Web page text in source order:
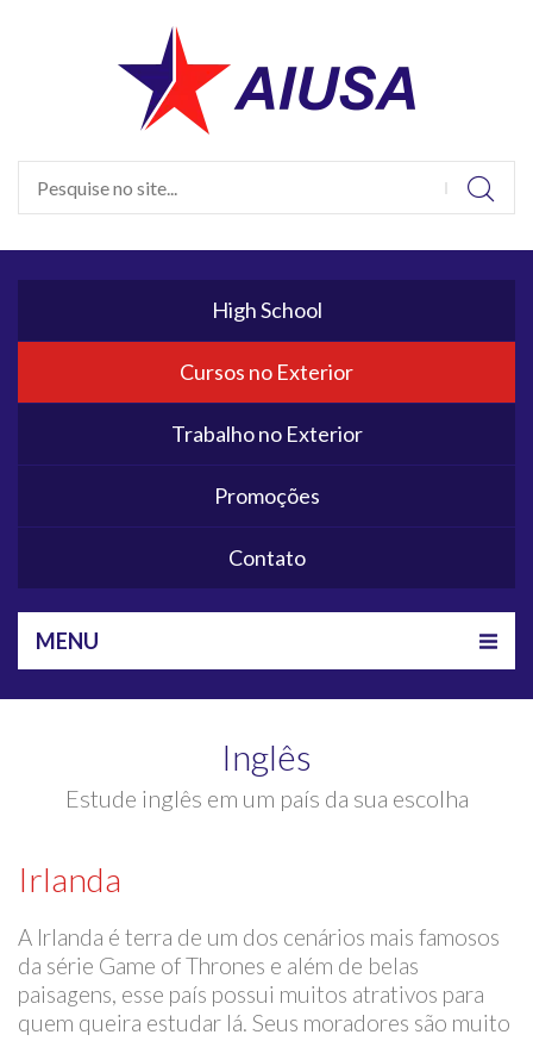
High School
Cursos no Exterior
Trabalho no Exterior
Promoções
Contato
MENU
Inglês
Estude inglês em um país da sua escolha
Irlanda
A Irlanda é terra de um dos cenários mais famosos
da série Game of Thrones e além de belas
paisagens, esse país possui muitos atrativos para
quem queira estudar lá. Seus moradores são muito